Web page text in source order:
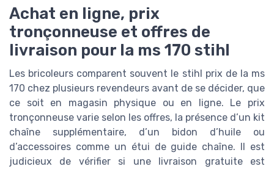
Achat en ligne, prix
tronçonneuse et offres de
livraison pour la ms 170 stihl
Les bricoleurs comparent souvent le stihl prix de la ms
170 chez plusieurs revendeurs avant de se décider, que
ce soit en magasin physique ou en ligne. Le prix
tronçonneuse varie selon les offres, la présence d’un kit
chaîne supplémentaire, d’un bidon d’huile ou
d’accessoires comme un étui de guide chaîne. Il est
judicieux de vérifier si une livraison gratuite est